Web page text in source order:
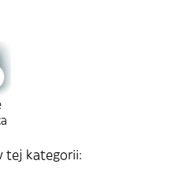
tej kategorii: